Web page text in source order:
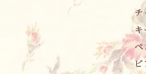
チ
キ
ペ
ピ